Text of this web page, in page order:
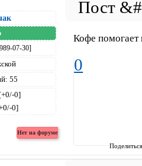
07-30]
55
[+0/-0]
0]
Кофе
0